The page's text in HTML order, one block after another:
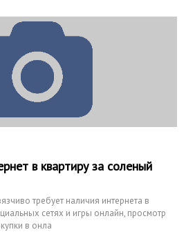
в квартиру за соленый
требует наличия интернета в
сетях и игры онлайн, просмотр
в онла